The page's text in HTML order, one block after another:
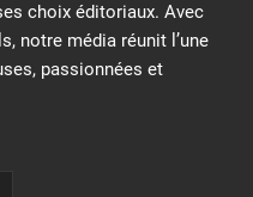
choix éditoriaux. Avec
notre média réunit l’une
passionnées et